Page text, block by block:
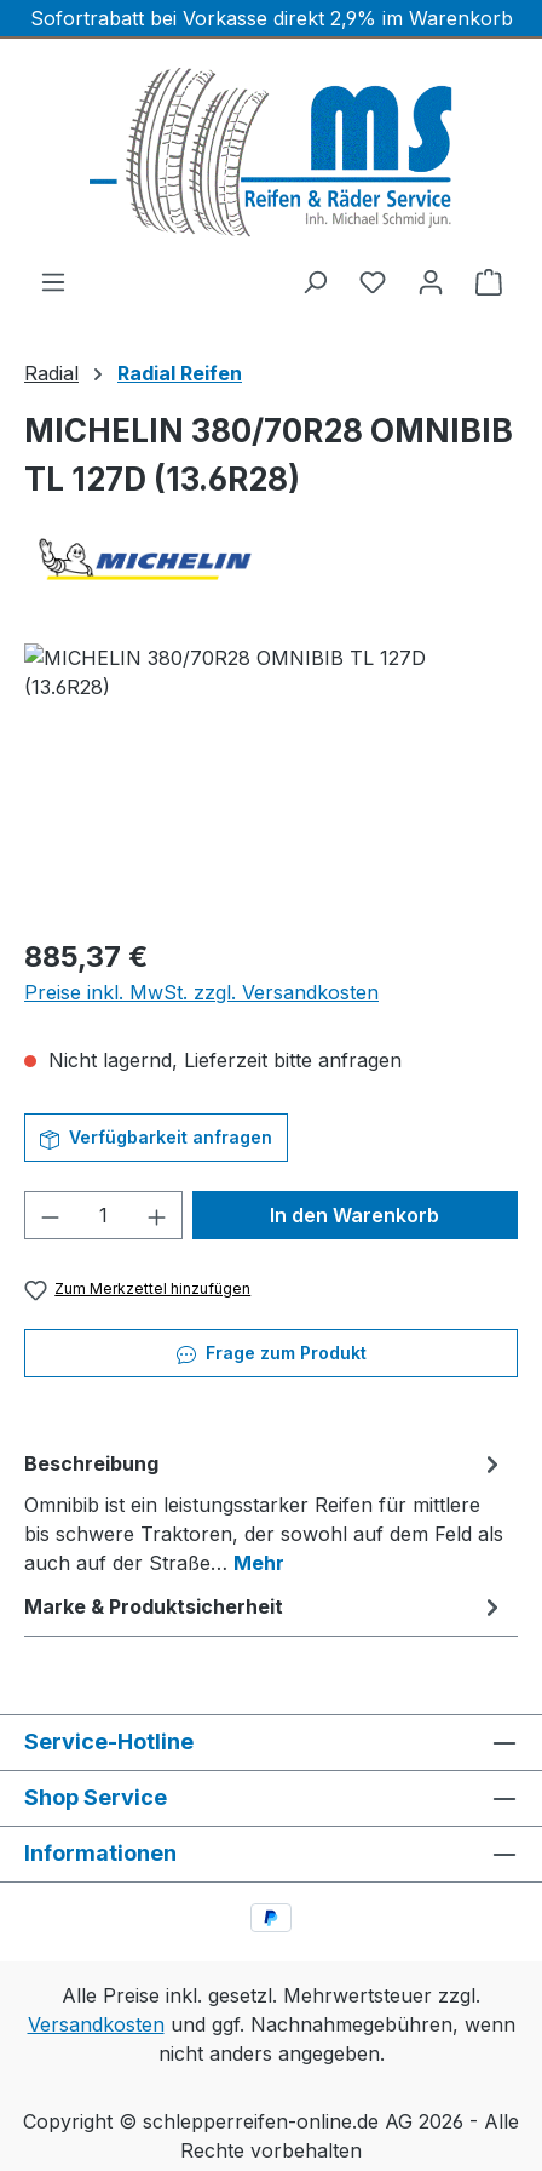
Zum Hauptinhalt springen
Sofortrabatt bei Vorkasse direkt 2,9% im Warenkorb
Radial Radial Reifen
MICHELIN 380/70R28 OMNIBIB
TL 127D (13.6R28)
Bildergalerie überspringen
Regulärer Preis:
885,37 €
Preise inkl. MwSt. zzgl. Versandkosten
Nicht lagernd, Lieferzeit bitte anfragen
Verfügbarkeit anfragen
Produkt Anzahl: Gib denIn den Warenkorb
Zum Merkzettel hinzufügen
Frage zum Produkt
Beschreibung
Omnibib ist ein leistungsstarker Reifen für mittlere
bis schwere Traktoren, der sowohl auf dem Feld als
auch auf der Straße… Mehr
Marke & Produktsicherheit
Service-Hotline
Shop Service
Informationen
Alle Preise inkl. gesetzl. Mehrwertsteuer zzgl.
Versandkostenund ggf. Nachnahmegebühren, wenn
nicht anders angegeben.
Copyright © schlepperreifen-online.de AG 2026 - Alle
Rechte vorbehalten